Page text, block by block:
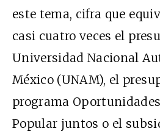
este tema, cifra que
casi cuatro veces el
Universidad Nacional
México (UNAM), el
programa
Popular juntos o el